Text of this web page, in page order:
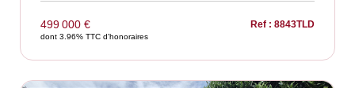
499 000 €
dont 3.96% TTC d'honoraires
Ref : 8843TLD